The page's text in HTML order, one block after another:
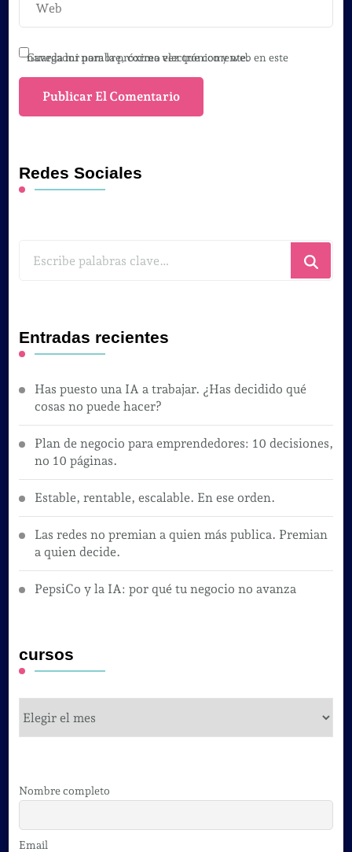
Guarda mi nombre, correo electrónico y web en este navegador para la próxima vez que comente.
Redes Sociales
Entradas recientes
Has puesto una IA a trabajar. ¿Has decidido qué
cosas no puede hacer?
Plan de negocio para emprendedores: 10 decisiones,
no 10 páginas.
Estable, rentable, escalable. En ese orden.
Las redes no premian a quien más publica. Premian
a quien decide.
PepsiCo y la IA: por qué tu negocio no avanza
cursos
Nombre completo
Email